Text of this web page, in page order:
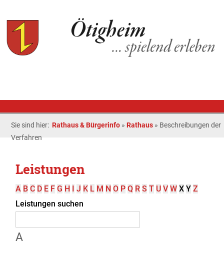
Sie sind hier: Rathaus & Bürgerinfo » Rathaus » Beschreibungen der
Verfahren
Leistungen
A B C D E F G H I J K L M N O P Q R S T U V W X Y Z
Leistungen suchen
A